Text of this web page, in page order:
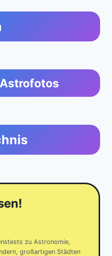
zu Astronomie,
großartigen Städten